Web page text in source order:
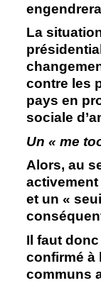
La
contre les
pays en
sociale
Un « me
Alors, au
activement
et un «
Il faut
confirmé à
communs